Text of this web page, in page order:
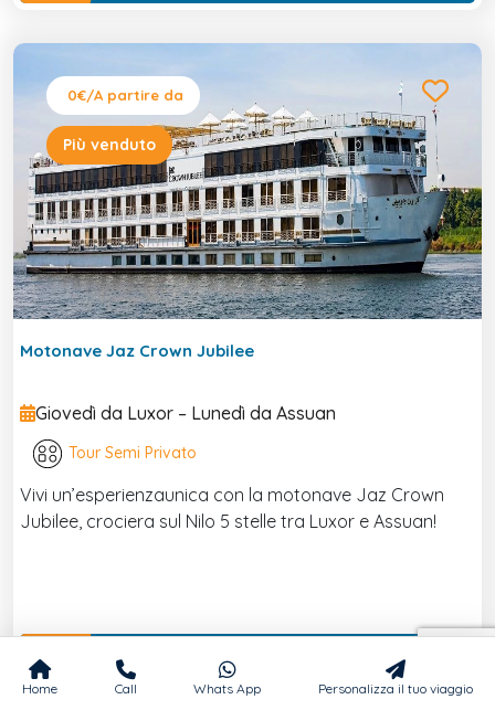
0€/A partire da
Più venduto
Motonave Jaz Crown Jubilee
Giovedì da Luxor – Lunedì da Assuan
Tour Semi Privato
Vivi un’esperienzaunica con la motonave Jaz Crown
Jubilee, crociera sul Nilo 5 stelle tra Luxor e Assuan!
Scopri di più
Home Call Whats App Personalizza il tuo viaggio